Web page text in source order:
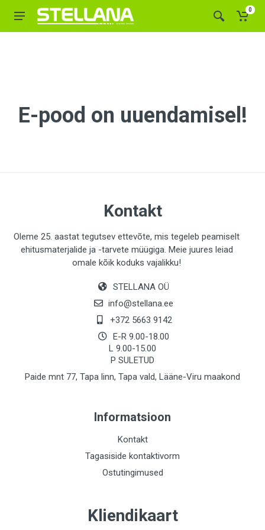
0
E-pood on uuendamisel!
Kontakt
Oleme 25. aastat tegutsev ettevõte, mis tegeleb peamiselt
ehitusmaterjalide ja -tarvete müügiga. Meie juures leiad
omale kõik koduks vajalikku!
STELLANA OÜ
info@stellana.ee
+372 5663 9142
E-R 9.00-18.00
L 9.00-15.00
P SULETUD
Paide mnt 77, Tapa linn, Tapa vald, Lääne-Viru maakond
Informatsioon
Kontakt
Tagasiside kontaktivorm
Ostutingimused
Kliendikaart